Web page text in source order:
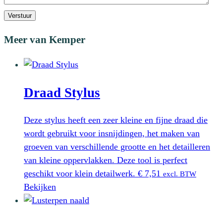
Verstuur
Meer van Kemper
Draad Stylus
Deze stylus heeft een zeer kleine en fijne draad die
wordt gebruikt voor insnijdingen, het maken van
groeven van verschillende grootte en het detailleren
van kleine oppervlakken. Deze tool is perfect
geschikt voor klein detailwerk. € 7,51 excl. BTW
Bekijken